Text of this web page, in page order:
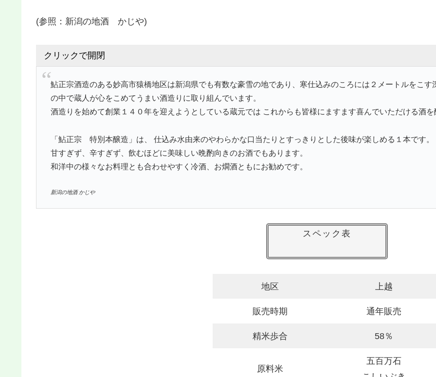
(参照：新潟の地酒 かじや)
クリックで開閉
鮎正宗酒造のある妙高市猿橋地区は新潟県でも有数な豪雪の地であり、寒仕込みのころには２メートルをこ
の中で蔵人が心をこめてうまい酒造りに取り組んでいます。
酒造りを始めて創業１４０年を迎えようとしている蔵元では これからも皆様にますます喜んでいただける酒
「鮎正宗 特別本醸造」は、 仕込み水由来のやわらかな口当たりとすっきりとした後味が楽しめる１本です。
甘すぎず、辛すぎず、飲むほどに美味しい晩酌向きのお酒でもあります。
和洋中の様々なお料理とも合わせやすく冷酒、お燗酒ともにお勧めです。
新潟の地酒 かじや
スペック表
地区 上越
販売時期 通年販売
精米歩合 58％
原料米
五百万石